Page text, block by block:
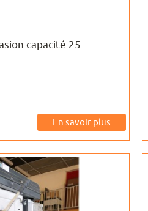
capacité 25
En savoir plus